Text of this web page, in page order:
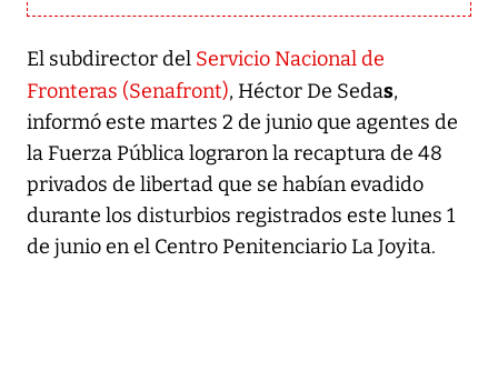
El subdirector del Servicio Nacional de
Fronteras (Senafront), Héctor De Sedas,
informó este martes 2 de junio que agentes de
la Fuerza Pública lograron la recaptura de 48
privados de libertad que se habían evadido
durante los disturbios registrados este lunes 1
de junio en el Centro Penitenciario La Joyita.